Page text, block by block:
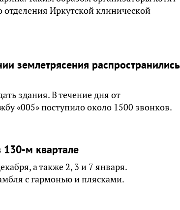
Иркутской клинической
землетрясения распространились
здания. В течение дня от
«005» поступило около 1500 звонков.
130-м квартале
а также 2, 3 и 7 января.
с гармонью и плясками.